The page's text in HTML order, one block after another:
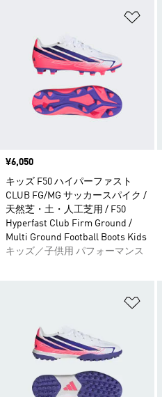
価格
¥6,050
キッズ F50 ハイパーファスト
CLUB FG/MG サッカースパイク /
天然芝・土・人工芝用 / F50
Hyperfast Club Firm Ground /
Multi Ground Football Boots Kids
キッズ／子供用 パフォーマンス